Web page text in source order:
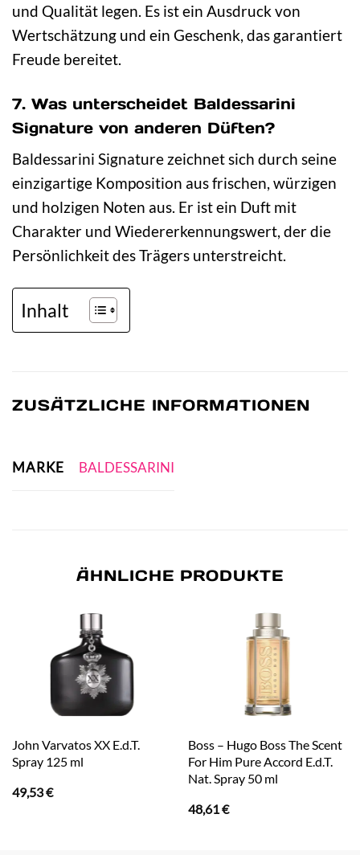
und Qualität legen. Es ist ein Ausdruck von
Wertschätzung und ein Geschenk, das garantiert
Freude bereitet.
7. Was unterscheidet Baldessarini
Signature von anderen Düften?
Baldessarini Signature zeichnet sich durch seine
einzigartige Komposition aus frischen, würzigen
und holzigen Noten aus. Er ist ein Duft mit
Charakter und Wiedererkennungswert, der die
Persönlichkeit des Trägers unterstreicht.
Inhalt
ZUSÄTZLICHE INFORMATIONEN
MARKE BALDESSARINI
ÄHNLICHE PRODUKTE
John Varvatos XX E.d.T.
Spray 125 ml
49,53€
Boss – Hugo Boss The Scent
For Him Pure Accord E.d.T.
Nat. Spray 50 ml
48,61€